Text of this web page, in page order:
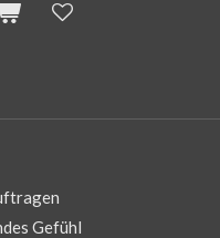
Gefühl